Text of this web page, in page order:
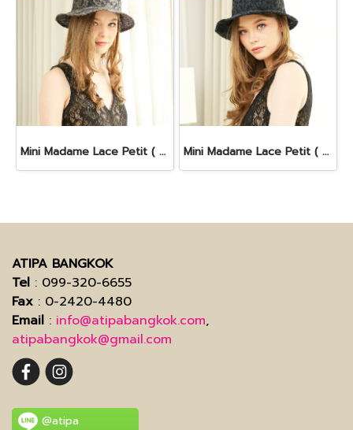
Mini Madame Lace Petit ( Gray) Mini Madame Lace Petit ( Black )
ATIPA BANGKOK
Tel : 099-320-6655
Fax : 0-2420-4480
Email : info@atipabangkok.com,
atipabangkok@gmail.com
@atipa